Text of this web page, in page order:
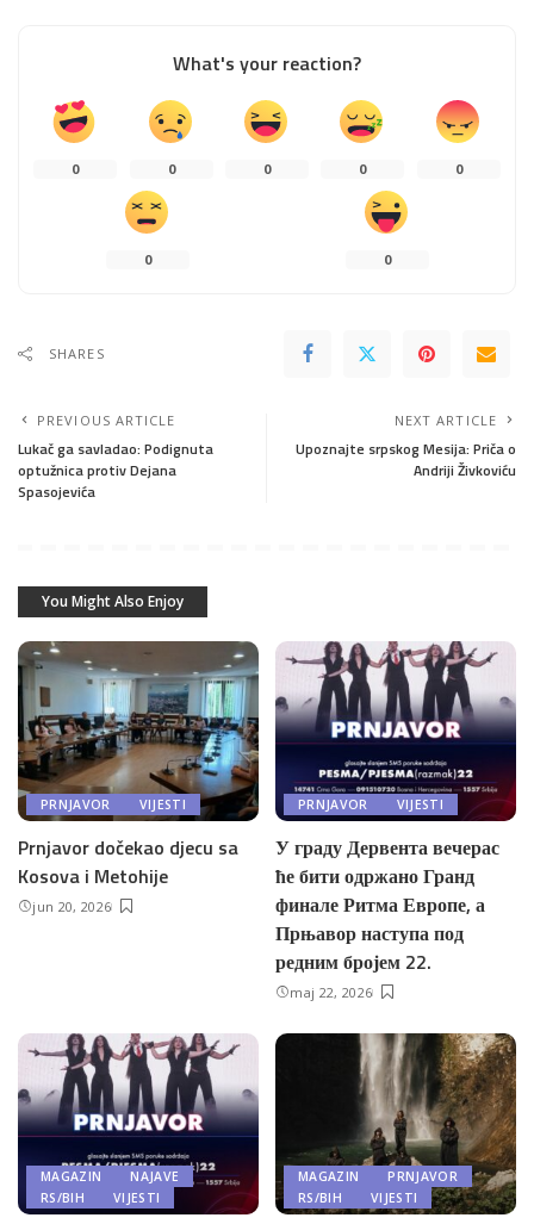
What's your reaction?
0 0 0 0 0
0 0
SHARES
PREVIOUS ARTICLE
Lukač ga savladao: Podignuta
optužnica protiv Dejana
Spasojevića
NEXT ARTICLE
Upoznajte srpskog Mesija: Priča o
Andriji Živkoviću
You Might Also Enjoy
PRNJAVOR VIJESTI
Prnjavor dočekao djecu sa
Kosova i Metohije
jun 20, 2026
PRNJAVOR VIJESTI
У граду Дервента вечерас
ће бити одржано Гранд
финале Ритма Европе, а
Прњавор наступа под
редним бројем 22.
maj 22, 2026
MAGAZIN
NAJAVE
RS/BIH
VIJESTI
MAGAZIN
PRNJAVOR
RS/BIH
VIJESTI